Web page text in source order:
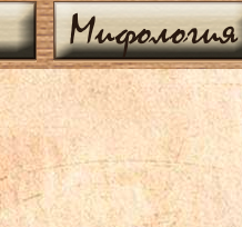
Мифология